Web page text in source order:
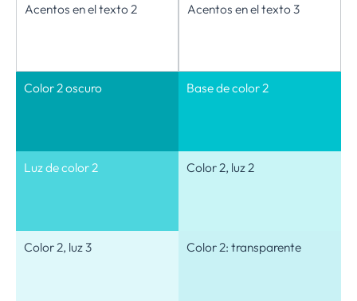
Acentos en el texto 2 Acentos en el texto 3
Color 2 oscuro Base de color 2
Luz de color 2 Color 2, luz 2
Color 2, luz 3 Color 2: transparente